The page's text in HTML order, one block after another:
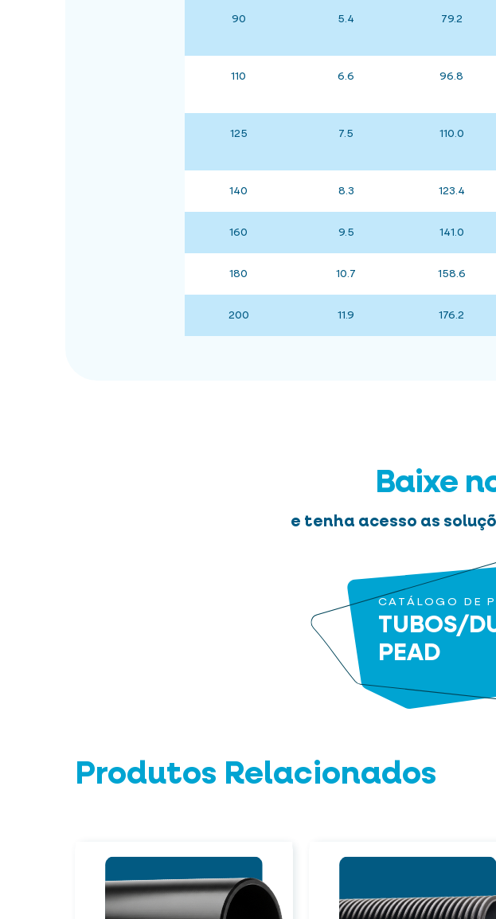
90 5.4 79.2
110 6.6 96.8
125 7.5 110.0
140 8.3 123.4
160 9.5 141.0
180 10.7 158.6
200 11.9 176.2
Baixe
e tenha acesso as
CATÁLOGO DE
TUBOS/
PEAD
Produtos Relacionados